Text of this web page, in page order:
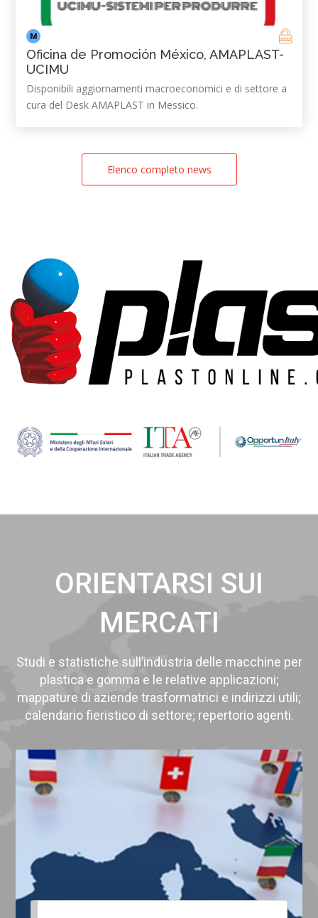
M
Oficina de Promoción México, AMAPLAST-
UCIMU
Disponibili aggiornamenti macroeconomici e di settore a
cura del Desk AMAPLAST in Messico.
Elenco completo news
ORIENTARSI SUI
MERCATI
Studi e statistiche sull’industria delle macchine per
plastica e gomma e le relative applicazioni;
mappature di aziende trasformatrici e indirizzi utili;
calendario fieristico di settore; repertorio agenti.